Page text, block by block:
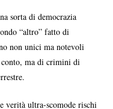
sorta di democrazia
“altro” fatto di
non unici ma notevoli
ma di crimini di
verità ultra-scomode rischi